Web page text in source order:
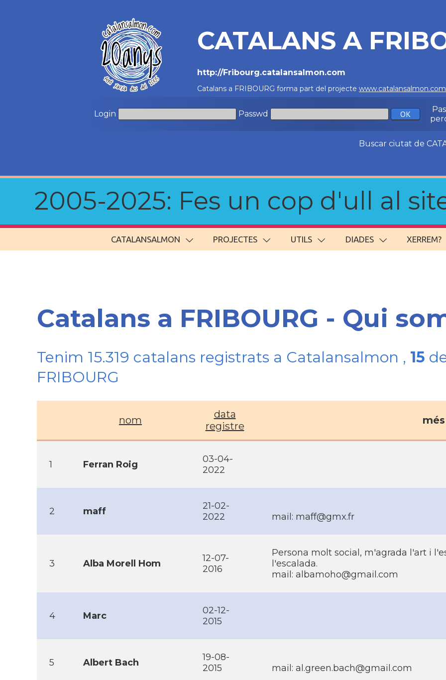
CATALANS A
http://Fribourg.catalansalmon.com
Catalans a FRIBOURG forma part del projecte www.catalansalmon.com
Login Passwd
Buscar ciutat de
2005-2025: Fes un cop d'ull al
CATALANSALMON PROJECTES UTILS DIADES XERREM?
Catalans a FRIBOURG - Qui
Tenim 15.319 catalans registrats a Catalansalmon , 15
FRIBOURG
nom
data
registre
1 Ferran Roig
03-04-
2022
2 maff
21-02-
2022
mail: maff@gmx.fr
3 Alba Morell Hom
12-07-
2016
Persona molt social, m'agrada l'art i
l'escalada.
mail: albamoho@gmail.com
4 Marc
02-12-
2015
5 Albert Bach
19-08-
2015
mail: al.green.bach@gmail.com